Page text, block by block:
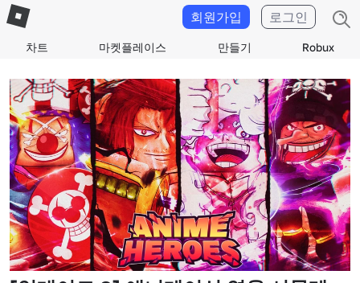
차트 마켓플레이스 만들기 Robux
회원가입 로그인